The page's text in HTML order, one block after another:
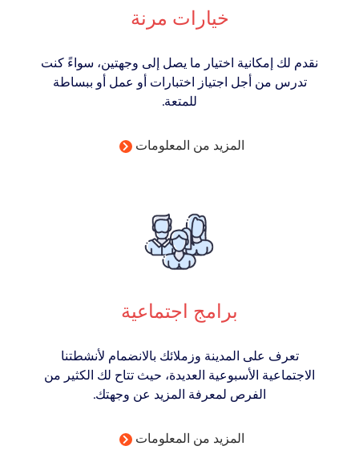
خيارات مرنة
نقدم لك إمكانية اختيار ما يصل إلى وجهتين، سواءً كنت
تدرس من أجل اجتياز اختبارات أو عمل أو ببساطة
للمتعة.
المزيد من المعلومات
برامج اجتماعية
تعرف على المدينة وزملائك بالانضمام لأنشطتنا
الاجتماعية الأسبوعية العديدة، حيث تتاح لك الكثير من
الفرص لمعرفة المزيد عن وجهتك.
المزيد من المعلومات